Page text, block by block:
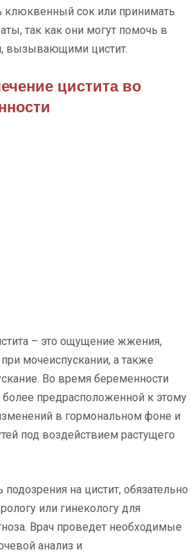
клюквенный сок или принимать
так как они могут помочь в
вызывающими цистит.
цистита во
– это ощущение жжения,
мочеиспускании, а также
Во время беременности
предрасположенной к этому
в гормональном фоне и
под воздействием растущего
подозрения на цистит, обязательно
или гинекологу для
Врач проведет необходимые
анализ и